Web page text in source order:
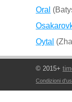
Oral
Oytal
© 2015+
Condizioni